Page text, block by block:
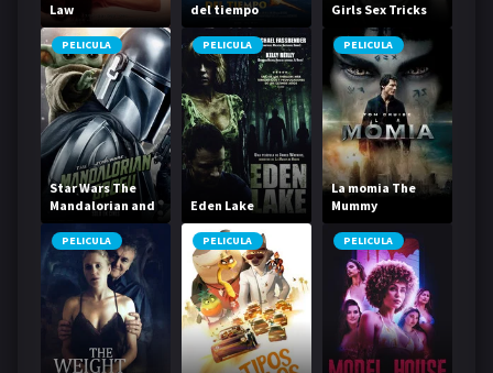
Law
del tiempo
Girls Sex Tricks
PELICULA
Star Wars The
Mandalorian and
Grogu
PELICULA
Eden Lake
PELICULA
La momia The
Mummy
PELICULA PELICULA PELICULA